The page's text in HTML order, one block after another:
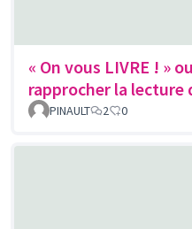
« On vous LIVRE ! »
rapprocher la lecture
PINAULT 2 0